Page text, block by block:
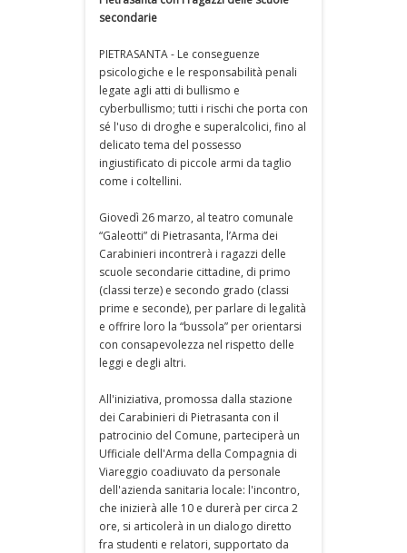
secondarie
PIETRASANTA - Le conseguenze
psicologiche e le responsabilità penali
legate agli atti di bullismo e
cyberbullismo; tutti i rischi che porta con
sé l'uso di droghe e superalcolici, fino al
delicato tema del possesso
ingiustificato di piccole armi da taglio
come i coltellini.
Giovedì 26 marzo, al teatro comunale
“Galeotti” di Pietrasanta, l’Arma dei
Carabinieri incontrerà i ragazzi delle
scuole secondarie cittadine, di primo
(classi terze) e secondo grado (classi
prime e seconde), per parlare di legalità
e offrire loro la “bussola” per orientarsi
con consapevolezza nel rispetto delle
leggi e degli altri.
All'iniziativa, promossa dalla stazione
dei Carabinieri di Pietrasanta con il
patrocinio del Comune, parteciperà un
Ufficiale dell'Arma della Compagnia di
Viareggio coadiuvato da personale
dell'azienda sanitaria locale: l'incontro,
che inizierà alle 10 e durerà per circa 2
ore, si articolerà in un dialogo diretto
fra studenti e relatori, supportato da